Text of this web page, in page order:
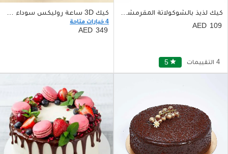
كيك لذيذ بالشوكولاتة المقرمشة والبندق حجم صغير
109
5 star 4 التقييمات
4 خيارات متاحة
349